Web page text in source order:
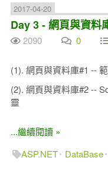
2017-04-20
Day 3 - 網頁與資料
2090 0
(1). 網頁與資料庫#1 --
(2). 網頁與資料庫#2 --
靈
...繼續閱讀 »
ASP.NET
DataBase